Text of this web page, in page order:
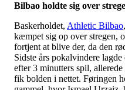
Bilbao holdte sig over
Baskerholdet, Athletic Bilbao
kæmpet sig op over stregen,
fortjent at blive der, da den
Sidste års pokalvindere
efter 3 minutters spil,
fik bolden i nettet. Føringen